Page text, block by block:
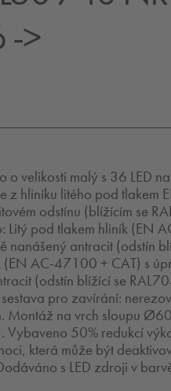
->
o velikosti malý s 36 LED
z hliníku litého pod tlakem
odstínu (blížícím se
Litý pod tlakem hliník (EN
nanášený antracit (odstín
(EN AC-47100 + CAT) s
(odstín blížící se
pro zavírání:
Montáž na vrch sloupu
Vybaveno 50% redukcí
která může být
s LED zdroji v